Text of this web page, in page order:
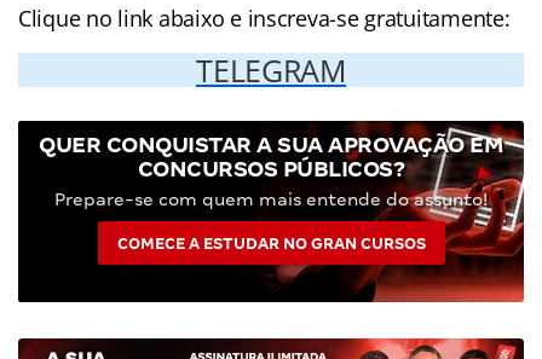
Clique no link abaixo e inscreva-se gratuitamente:
TELEGRAM
QUER CONQUISTAR A SUA APROVAÇÃO EM
CONCURSOS PÚBLICOS?
Prepare-se com quem mais entende do assunto!
COMECE A ESTUDAR NO GRAN CURSOS